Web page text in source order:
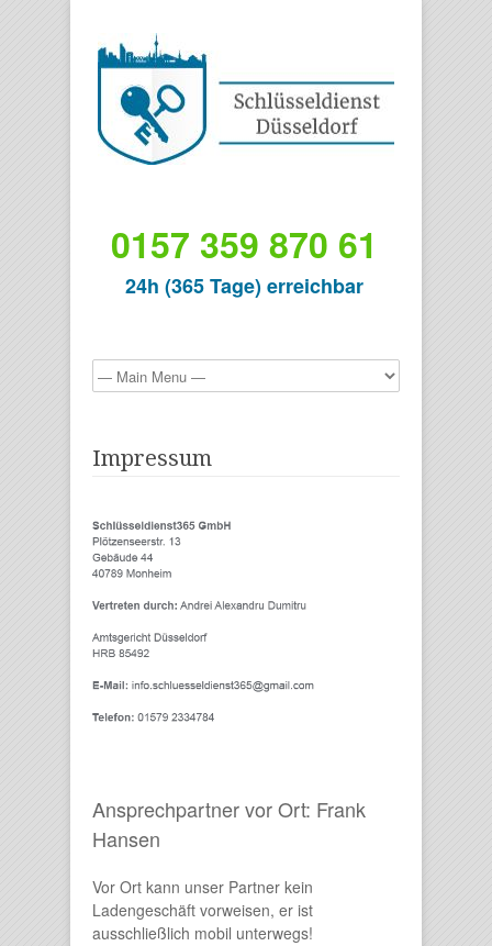
0157 359 870 61
24h (365 Tage) erreichbar
Impressum
Ansprechpartner vor Ort: Frank
Hansen
Vor Ort kann unser Partner kein
Ladengeschäft vorweisen, er ist
ausschließlich mobil unterwegs!